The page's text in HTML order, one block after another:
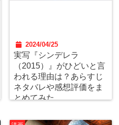
2024/04/25
実写『シンデレラ
（2015）』がひどいと言
われる理由は？あらすじ
ネタバレや感想評価をま
とめてみた